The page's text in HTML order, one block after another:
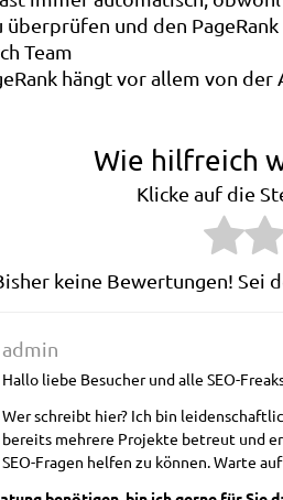
und den
Team
hängt vor allem von
Wie hilfreich
Klicke auf die
keine Bewertungen! Sei
admin
Hallo liebe Besucher und alle SEO-
Wer schreibt hier? Ich bin
bereits mehrere Projekte betreut und
SEO-Fragen helfen zu können. Warte